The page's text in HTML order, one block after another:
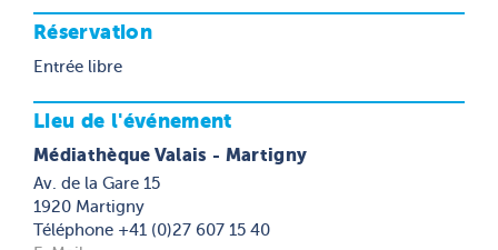
Réservation
Entrée libre
Lieu de l'événement
Médiathèque Valais - Martigny
Av. de la Gare 15
1920 Martigny
Téléphone +41 (0)27 607 15 40